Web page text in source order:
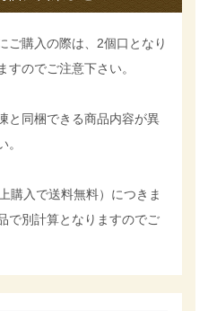
ご購入の際は、2個口となり
すのでご注意下さい。
と同梱できる商品内容が異
。
購入で送料無料）につきま
で別計算となりますのでご